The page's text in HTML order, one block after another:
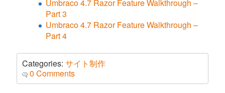
Umbraco 4.7 Razor Feature Walkthrough –
Part 3
Umbraco 4.7 Razor Feature Walkthrough –
Part 4
Categories: サイト制作
0 Comments